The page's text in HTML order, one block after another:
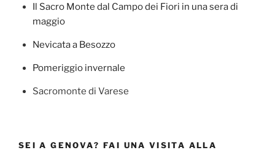
Il Sacro Monte dal Campo dei Fiori in una sera di
maggio
Nevicata a Besozzo
Pomeriggio invernale
Sacromonte di Varese
SEI A GENOVA? FAI UNA VISITA ALLA